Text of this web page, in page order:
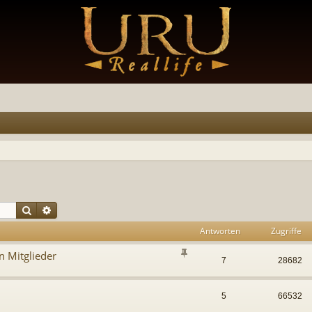
Suche
Antworten Zugriffe
Mitglieder 7 28682
5 66532